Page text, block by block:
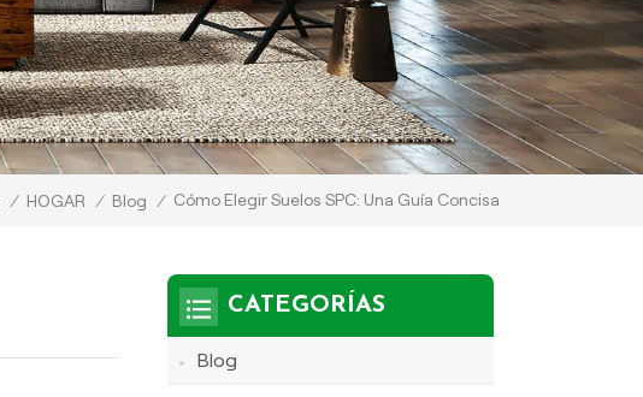
/ HOGAR / Blog / Cómo Elegir Suelos SPC: Una Guía Concisa
CATEGORÍAS
Blog